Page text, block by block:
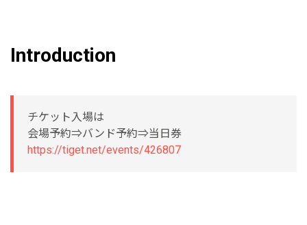
Introduction
チケット入場は
会場予約⇒バンド予約⇒当日券
https://tiget.net/events/426807